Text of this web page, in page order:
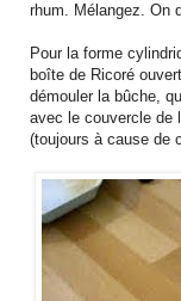
rhum. Mélangez. On
Pour la forme
boîte de Ricoré
démouler la bûche,
avec le couvercle de
(toujours à cause de